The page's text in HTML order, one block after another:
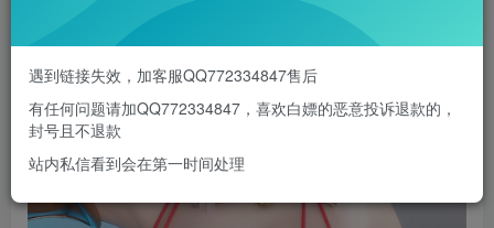
遇到链接失效，加客服QQ772334847售后
有任何问题请加QQ772334847，喜欢白嫖的恶意投诉退款的，
封号且不退款
站内私信看到会在第一时间处理